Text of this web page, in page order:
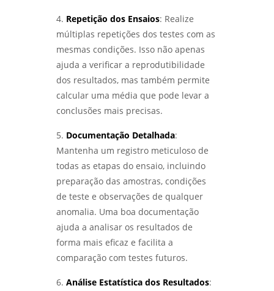
4. Repetição dos Ensaios: Realize
múltiplas repetições dos testes com as
mesmas condições. Isso não apenas
ajuda a verificar a reprodutibilidade
dos resultados, mas também permite
calcular uma média que pode levar a
conclusões mais precisas.
5. Documentação Detalhada:
Mantenha um registro meticuloso de
todas as etapas do ensaio, incluindo
preparação das amostras, condições
de teste e observações de qualquer
anomalia. Uma boa documentação
ajuda a analisar os resultados de
forma mais eficaz e facilita a
comparação com testes futuros.
6. Análise Estatística dos Resultados: